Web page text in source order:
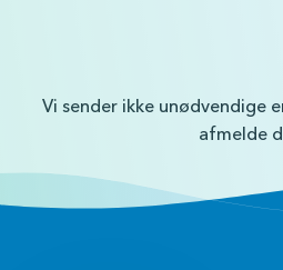
Vi sender ikke unødvendige
afmelde